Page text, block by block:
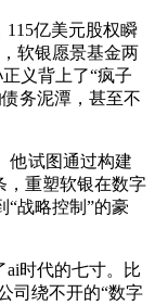
115亿美元股权瞬
软银愿景基金两
义背上了“疯子
务泥潭，甚至不
他试图通过构建
，重塑软银在数字
战略控制”的豪
时代的七寸。比
司绕不开的“数字